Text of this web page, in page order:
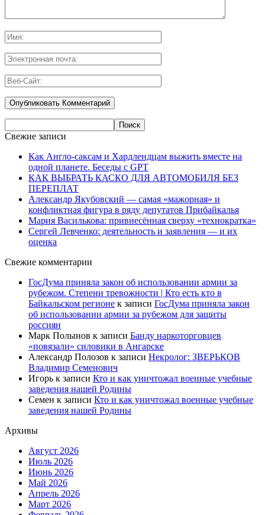
Свежие записи
Как Англо-саксам и Хардлендцам выжить вместе на
одной планете. Беседы с GPT
КАК ВЫБРАТЬ КАСКО ДЛЯ АВТОМОБИЛЯ БЕЗ
ПЕРЕПЛАТ
Александр Якубовский — самая «мажорная» и
конфликтная фигура в ряду депутатов Прибайкалья
Мария Василькова: привнесённая сверху «технократка»
Сергей Левченко: деятельность и заявления — и их
оценка
Свежие комментарии
ГосДума приняла закон об использовании армии за
рубежом. Степени тревожности | Кто есть кто в
Байкальском регионе к записи ГосДума приняла закон
об использовании армии за рубежом для защиты
россиян
Марк Полынов к записи Банду наркоторговцев
«повязали» силовики в Ангарске
Александр Полозов к записи Некролог: ЗВЕРЬКОВ
Владимир Семенович
Игорь к записи Кто и как уничтожал военные учебные
заведения нашей Родины
Семен к записи Кто и как уничтожал военные учебные
заведения нашей Родины
Архивы
Август 2026
Июль 2026
Июнь 2026
Май 2026
Апрель 2026
Март 2026